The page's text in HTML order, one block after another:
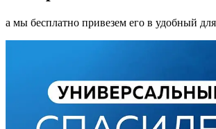
а мы бесплатно привезем его в удобный